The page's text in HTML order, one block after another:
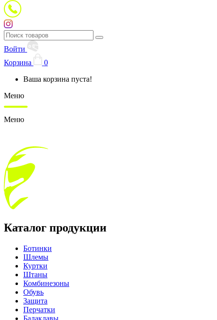
Войти
Корзина
0
Ваша корзина пуста!
Меню
Меню
Каталог продукции
Ботинки
Шлемы
Куртки
Штаны
Комбинезоны
Обувь
Защита
Перчатки
Балаклавы